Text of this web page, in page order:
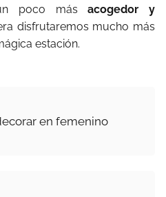
poco másacogedor y
disfrutaremos mucho más
estación.
en femenino